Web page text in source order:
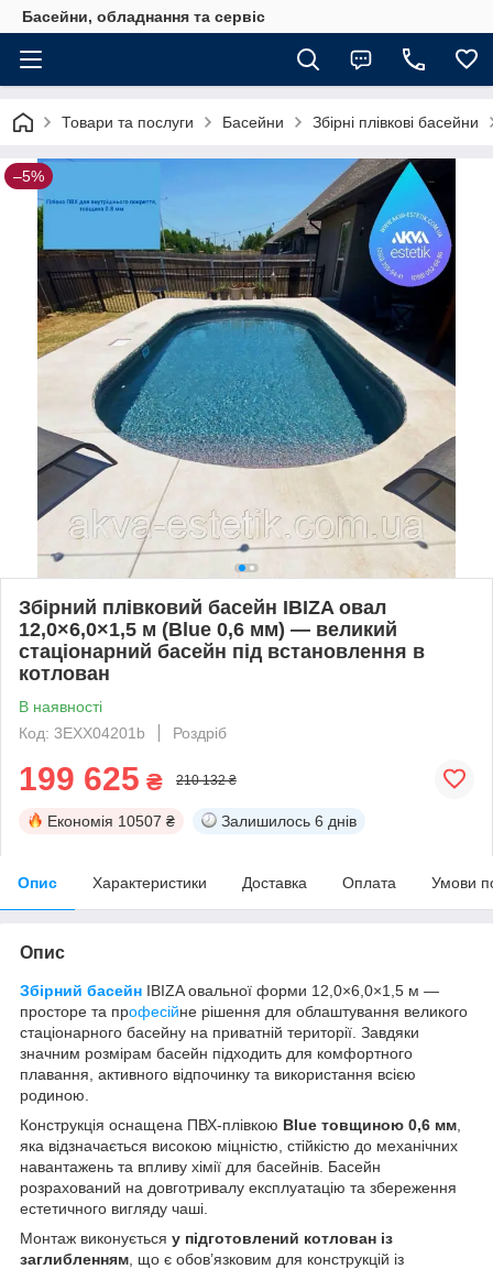
Басейни, обладнання та сервіс
Товари та послуги Басейни Збірні плівкові басейни
–5%
Збірний плівковий басейн IBIZA овал
12,0×6,0×1,5 м (Blue 0,6 мм) — великий
стаціонарний басейн під встановлення в
котлован
В наявності
Код: 3EXX04201b
Роздріб
199 625 ₴ 210 132 ₴
Економія 10507 ₴ Залишилось 6 днів
Опис Характеристики Доставка Оплата Умови
Опис
Збірний басейн IBIZA овальної форми 12,0×6,0×1,5 м —
просторе та професійне рішення для облаштування великого
стаціонарного басейну на приватній території. Завдяки
значним розмірам басейн підходить для комфортного
плавання, активного відпочинку та використання всією
родиною.
Конструкція оснащена ПВХ-плівкою Blue товщиною 0,6 мм
яка відзначається високою міцністю, стійкістю до механічних
навантажень та впливу хімії для басейнів. Басейн
розрахований на довготривалу експлуатацію та збереження
естетичного вигляду чаші.
Монтаж виконується у підготовлений котлован із
заглибленням , що є обов’язковим для конструкцій із